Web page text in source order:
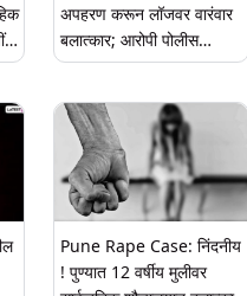
अपहरण करून लॉजवर वारंवार
बलात्कार; आरोपी पोलीस
कोठडीत
Pune Rape Case: निंदनीय
! पुण्यात 12 वर्षीय मुलीवर